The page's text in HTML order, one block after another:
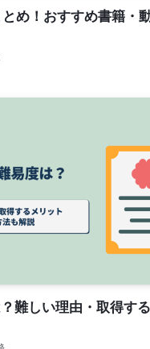
め！おすすめ書籍・
難しい理由・取得す